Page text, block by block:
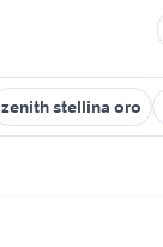
zenith stellina oro